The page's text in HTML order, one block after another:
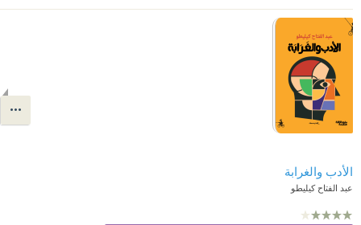
الأدب والغرابة
عبد الفتاح كيليطو